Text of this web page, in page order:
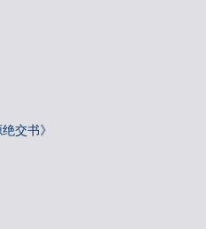
交书》